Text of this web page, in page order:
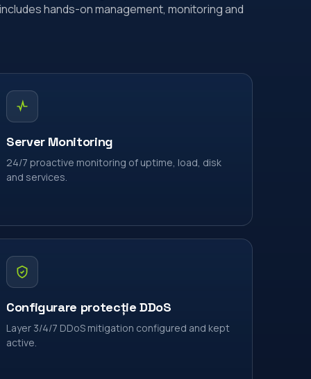
hands-on management, monitoring and
Server Monitoring
24/7 proactive monitoring of uptime, load, disk
and services.
Configurare protecție DDoS
Layer 3/4/7 DDoS mitigation configured and kept
active.